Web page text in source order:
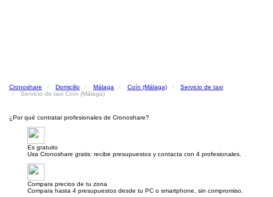
Cronoshare Domicilio Málaga Coín (Málaga)
Servicio de taxi
Servicio de taxi Coín (Málaga)
¿Por qué contratar profesionales de Cronoshare?
Es gratuito
Usa Cronoshare gratis: recibe presupuestos y contacta con 4 profesionales.
Compara precios de tu zona
Compara hasta 4 presupuestos desde tu PC o smartphone, sin compromiso.